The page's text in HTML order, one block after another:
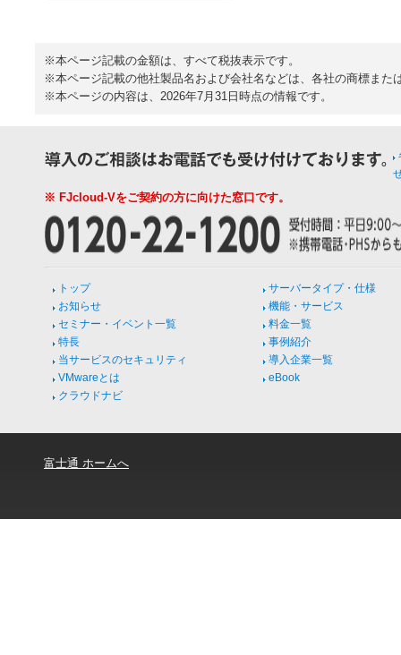
※本ページ記載の金額は、すべて税抜表示です。
※本ページ記載の他社製品名および会社名などは、各社の商標また
※本ページの内容は、2026年7月31日時点の情報です。
※ FJcloud-Vをご契約の方に向けた窓口です。
トップ
お知らせ
セミナー・イベント一覧
特長
当サービスのセキュリティ
VMwareとは
クラウドナビ
サーバータイプ・仕様
機能・サービス
料金一覧
事例紹介
導入企業一覧
eBook
富士通 ホームへ